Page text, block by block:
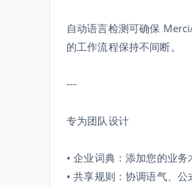
自动语言检测可确保
的工作流程保持不间断。
---
专为团队设计
• 企业词典：添加您的业
• 共享规则：协调语气、